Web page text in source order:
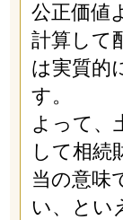
公正価値
計算して
は実質的
す。
よって、
して相続
当の意味
い、とい